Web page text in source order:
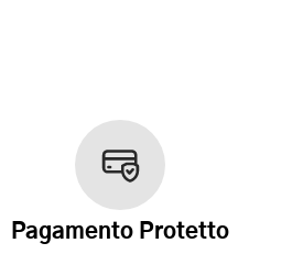
Pagamento Protetto